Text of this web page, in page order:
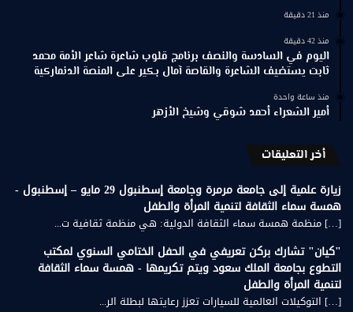
منذ 21 دقيقة
منذ 42 دقيقة
اليوم في السادسة والنصف برنامج قلوب شاعرة شاعر الأمة محمد
ثابت يستضيف الشاعرة والقاصة آمال بكير على المنصة الدنماركية
منذ ساعة واحدة
أمير الشعراء أحمد شوقي وشيخ الأزهر
أخر التعليقات
زيارة علمية إلى جامعة مرمرة وجامعة إسطنبول 29 مايو – إسطنبول -
همسة سماء الثقافة لتنمية المرأة والطفل
[…] منظمة همسة سماء الثقافة الدولية: هي منظمة ثقافية ت...
"كيان" تشارك بركن تعريفي في الحفل الختامي السنوي لمكتب
التطوع بجامعة الملك سعود ويتم تكريمها - همسة سماء الثقافة
لتنمية المرأة والطفل
[…] التوكيلات العالمية للسيارات تعزز رعايتها لبطلة الر...